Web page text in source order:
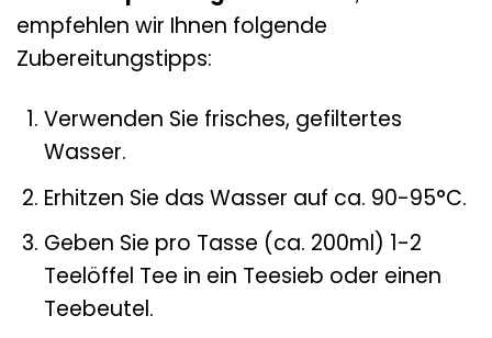
empfehlen wir Ihnen folgende
Zubereitungstipps:
Verwenden Sie frisches, gefiltertes
Wasser.
Erhitzen Sie das Wasser auf ca. 90-95°C.
Geben Sie pro Tasse (ca. 200ml) 1-2
Teelöffel Tee in ein Teesieb oder einen
Teebeutel.